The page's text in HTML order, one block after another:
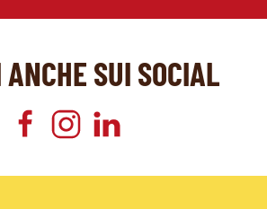
ANCHE SUI SOCIAL